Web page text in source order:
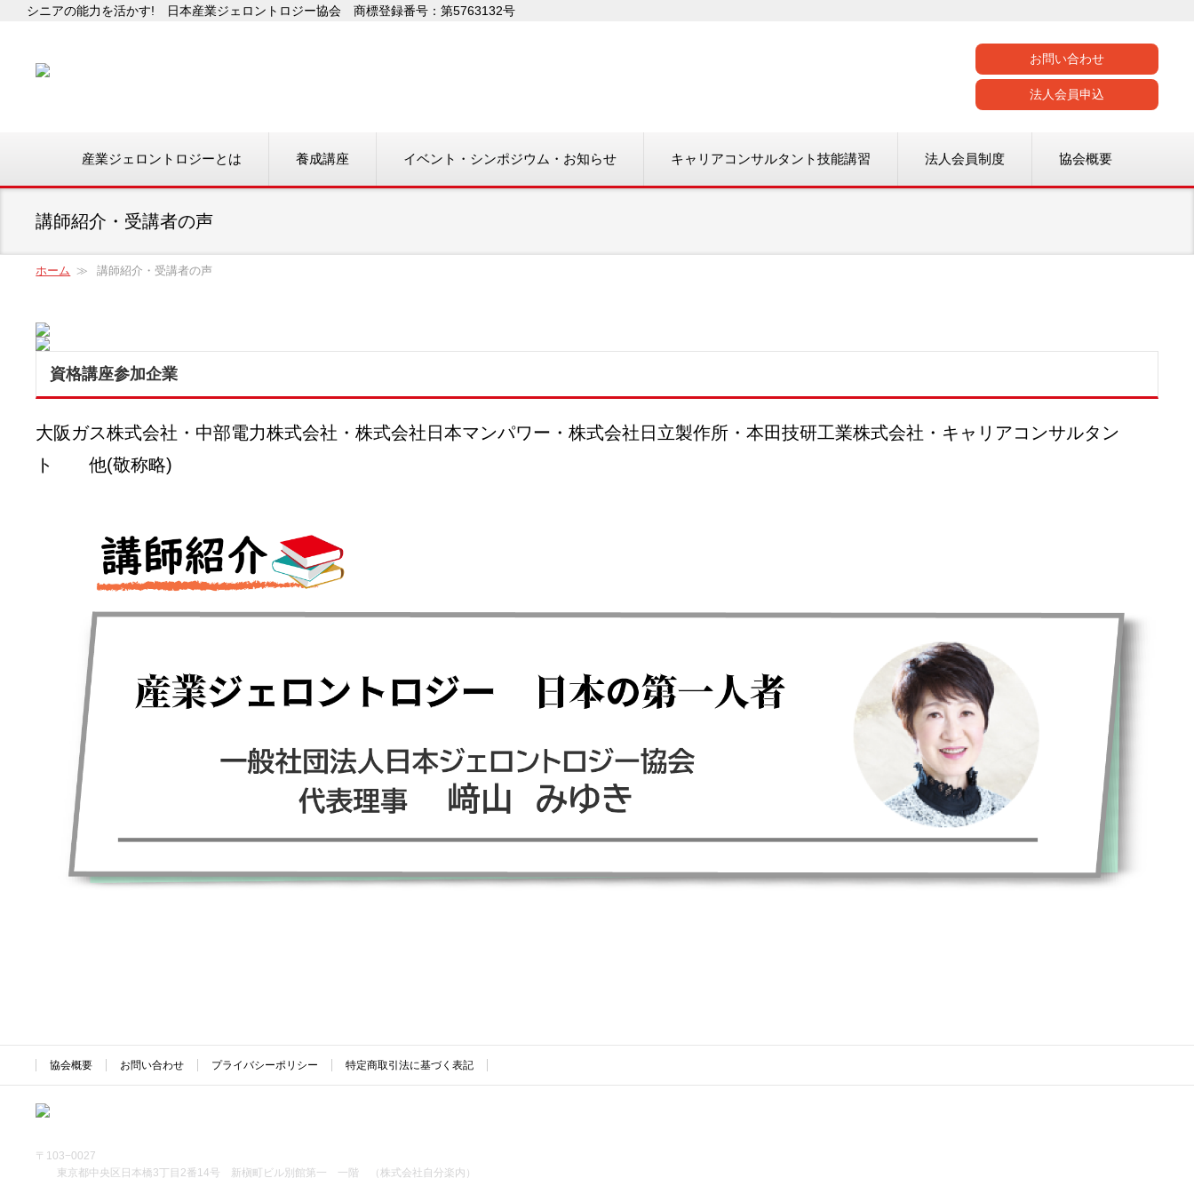
シニアの能力を活かす! 日本産業ジェロントロジー協会 商標登録番号：第5763132号
お問い合わせ
法人会員申込
産業ジェロントロジーとは 養成講座 イベント・シンポジウム・お知らせ キャリアコンサルタント技能講習 法人会員制度 協会概要
講師紹介・受講者の声
ホーム 講師紹介・受講者の声
資格講座参加企業
大阪ガス株式会社・中部電力株式会社・株式会社日本マンパワー・株式会社日立製作所・本田技研工業株式会社・キャリアコンサルタン
ト 他(敬称略)
協会概要 お問い合わせ プライバシーポリシー 特定商取引法に基づく表記
〒103−0027
東京都中央区日本橋3丁目2番14号 新槇町ビル別館第一 一階 （株式会社自分楽内）